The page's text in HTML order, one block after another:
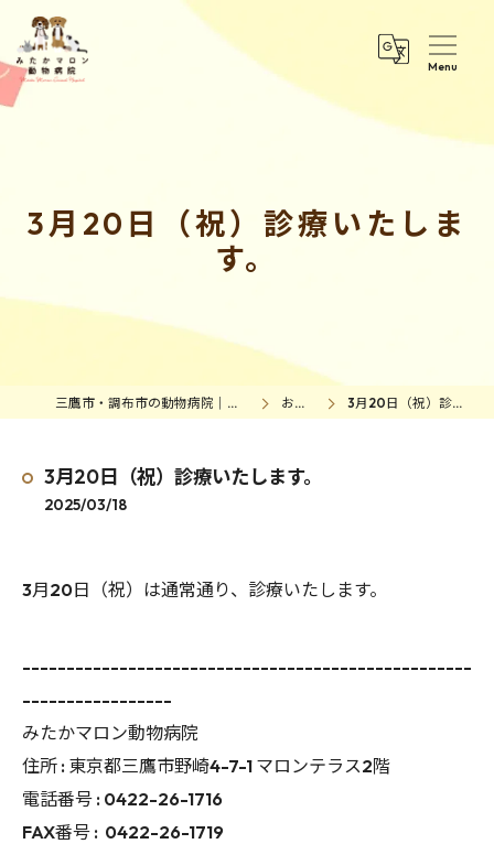
3月20日（祝）診療いたしま
す。
三鷹市・調布市の動物病院｜みたかマロン動物病院 お知らせ 3月20日（祝）診療いたします。
3月20日（祝）診療いたします。
2025/03/18
3月20日（祝）は通常通り、診療いたします。
---------------------------------------------------
-----------------
みたかマロン動物病院
住所 : 東京都三鷹市野崎4-7-1 マロンテラス2階
電話番号 : 0422-26-1716
FAX番号 : 0422-26-1719